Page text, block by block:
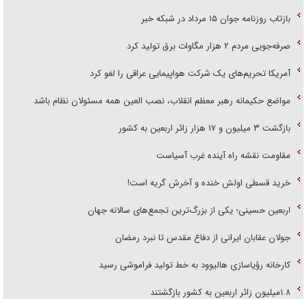
بازتاب روزنامه جوان ۱۵ مرداد در شبکه خبر
صرفه‌جویی مردم ۲ هزار مگاوات برق تولید کرد
آمریکا تحریم‌های یک شرکت هواپیمایی عراقی را لغو کرد
مواضع حکیمانه رهبر معظم انقلاب، نصب العین همه مسئولان نظام باشد
بازگشت ۳ میلیون و ۱۷ هزار زائر اربعین به کشور
مقاومت نقشه راه آینده غرب آسیاست
خرید قسطی اولش خنده و آخرش گریه است!
اربعین حسینی؛ یکی از بزرگ‌ترین تجمع‌های سالانه جهان
جولان عقابان ایرانی از دفاع مقدس تا نبرد رمضان
کارخانه رؤیاسازی هالیوود به خط تولید فراموشی رسید
۱.۸میلیون زائر اربعین به کشور بازگشتند